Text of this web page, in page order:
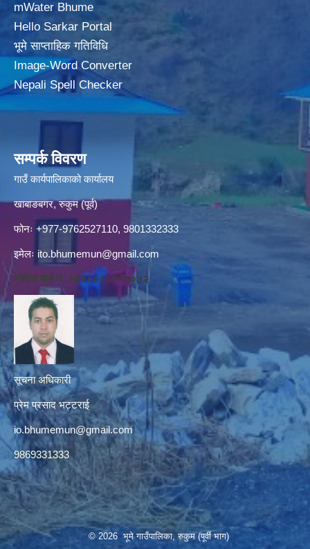
mWater Bhume
Hello Sarkar Portal
भूमे साप्ताहिक गतिविधि
Image-Word Converter
Nepali Spell Checker
सम्पर्क विवरण
गाउँ कार्यपालिकाको कार्यालय
खाबाङबगर, रुकुम (पूर्व)
फोनः +977-9762527110, 9801332333
इमेलः ito.bhumemun@gmail.com
नोटिस बोर्ड नं. १६१८०८८४१३०७२
सूचना अधिकारी
प्रेम प्रसाद भट्टराई
io.bhumemun@gmail.com
9869331333
© 2026 भूमे गाउँपालिका, रुकुम (पूर्वी भाग)